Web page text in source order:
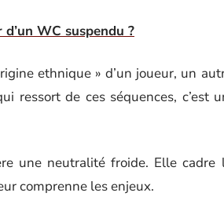
WC suspendu ?
ethnique » d’un joueur, un
ressort de ces séquences, c’est
une neutralité froide. Elle cadre
comprenne les enjeux.